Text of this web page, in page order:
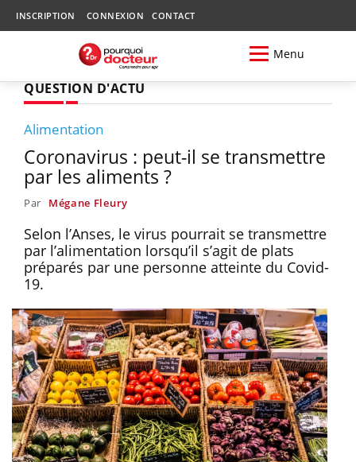
INSCRIPTION CONNEXION CONTACT
Menu
QUESTION D'ACTU
Alimentation
Coronavirus : peut-il se transmettre
par les aliments ?
Par Mégane Fleury
Selon l’Anses, le virus pourrait se transmettre
par l’alimentation lorsqu’il s’agit de plats
préparés par une personne atteinte du Covid-
19.